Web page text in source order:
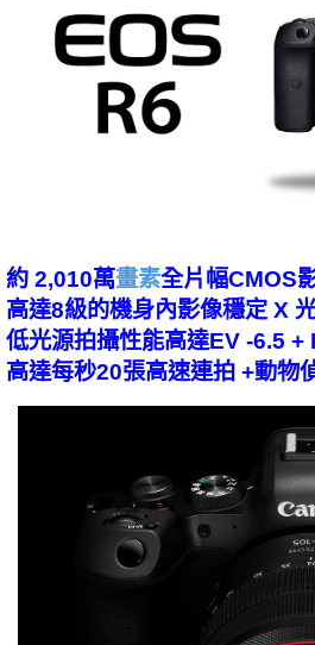
約 2,010萬畫素全片幅CMOS
高達8級的機身內影像穩定 X
低光源拍攝性能高達EV -6.5 +
高達每秒20張高速連拍 +動物